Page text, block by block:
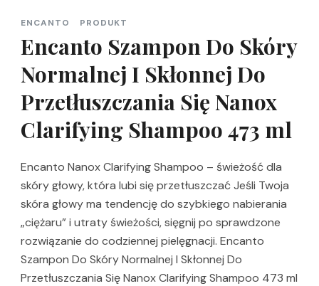
ENCANTO PRODUKT
Encanto Szampon Do Skóry
Normalnej I Skłonnej Do
Przetłuszczania Się Nanox
Clarifying Shampoo 473 ml
Encanto Nanox Clarifying Shampoo – świeżość dla
skóry głowy, która lubi się przetłuszczać Jeśli Twoja
skóra głowy ma tendencję do szybkiego nabierania
„ciężaru” i utraty świeżości, sięgnij po sprawdzone
rozwiązanie do codziennej pielęgnacji. Encanto
Szampon Do Skóry Normalnej I Skłonnej Do
Przetłuszczania Się Nanox Clarifying Shampoo 473 ml